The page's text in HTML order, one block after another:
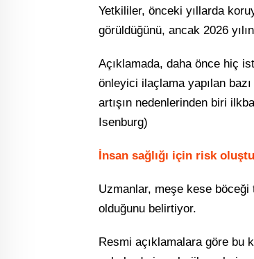
Yetkililer, önceki yıllarda
görüldüğünü, ancak 2026
Açıklamada, daha önce hiç
önleyici ilaçlama yapılan
artışın nedenlerinden biri
Isenburg⁠)
İnsan sağlığı için risk
Uzmanlar, meşe kese böceği
olduğunu belirtiyor.
Resmi açıklamalara göre bu